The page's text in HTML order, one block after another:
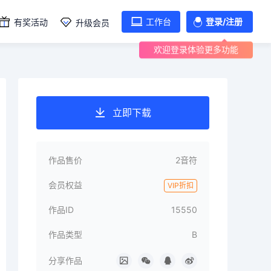
有奖活动 升级会员 工作台 登录/注册
欢迎登录体验更多功能
立即下载
作品售价 2音符
会员权益 VIP折扣
作品ID 15550
作品类型 B
分享作品